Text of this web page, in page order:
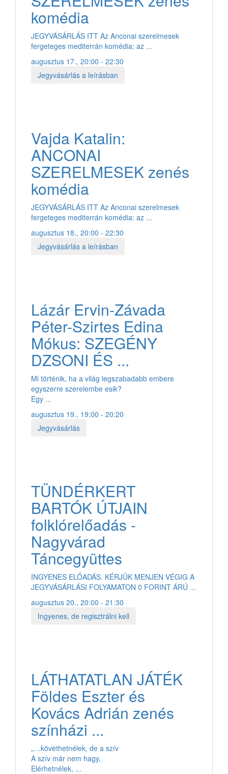
komédia
JEGYVÁSÁRLÁS ITT Az Anconai szerelmesek
fergeteges mediterrán komédia: az ...
augusztus 17., 20:00 - 22:30
Jegyvásárlás a leírásban
Vajda Katalin:
ANCONAI
SZERELMESEK zenés
komédia
JEGYVÁSÁRLÁS ITT Az Anconai szerelmesek
fergeteges mediterrán komédia: az ...
augusztus 18., 20:00 - 22:30
Jegyvásárlás a leírásban
Lázár Ervin-Závada
Péter-Szirtes Edina
Mókus: SZEGÉNY
DZSONI ÉS ...
Mi történik, ha a világ legszabadabb embere
egyszerre szerelembe esik?
Egy ...
augusztus 19., 19:00 - 20:20
Jegyvásárlás
TÜNDÉRKERT
BARTÓK ÚTJAIN
folklórelőadás -
Nagyvárad
Táncegyüttes
INGYENES ELŐADÁS. KÉRJÜK MENJEN VÉGIG A
JEGYVÁSÁRLÁSI FOLYAMATON 0 FORINT ÁRÚ ...
augusztus 20., 20:00 - 21:30
Ingyenes, de regisztrálni kell
LÁTHATATLAN JÁTÉK
Földes Eszter és
Kovács Adrián zenés
színházi ...
„…követhetnélek, de a szív
A szív már nem hagy,
Elérhetnélek, ...